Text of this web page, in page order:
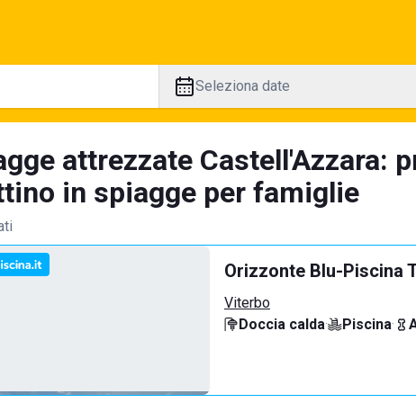
Seleziona date
attrezzate Castell'Azzara:
in spiagge per famiglie
Orizzonte Blu-Piscina
Viterbo
Doccia calda· Piscina·